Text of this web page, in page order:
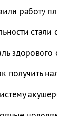
работу
получить